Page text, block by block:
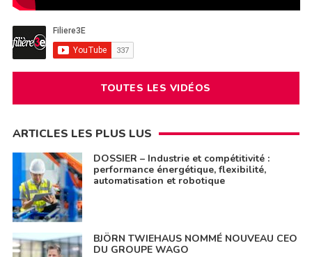
TOUTES LES VIDÉOS
ARTICLES LES PLUS LUS
DOSSIER – Industrie et compétitivité :
performance énergétique, flexibilité,
automatisation et robotique
BJÖRN TWIEHAUS NOMMÉ NOUVEAU CEO
DU GROUPE WAGO